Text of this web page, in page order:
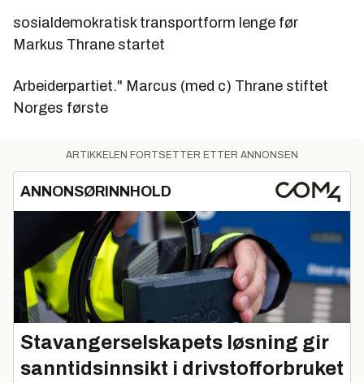
sosialdemokratisk transportform lenge før
Markus Thrane startet
Arbeiderpartiet." Marcus (med c) Thrane stiftet
Norges første
ARTIKKELEN FORTSETTER ETTER ANNONSEN
ANNONSØRINNHOLD
Stavangerselskapets løsning gir
sanntidsinnsikt i drivstofforbruket